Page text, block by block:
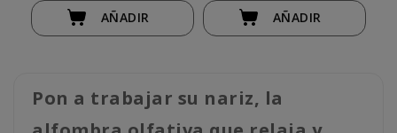
AÑADIR AÑADIR
Pon a trabajar su nariz, la